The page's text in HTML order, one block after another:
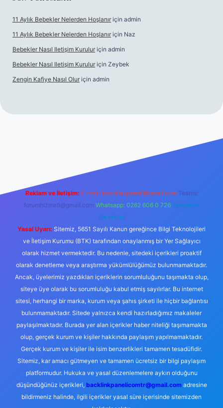
11 Aylık Bebekler Nelerden Hoşlanır için admin
11 Aylık Bebekler Nelerden Hoşlanır için Naz
Bebekler Nasıl Iletişim Kurulur için admin
Bebekler Nasıl Iletişim Kurulur için Zeybek
Zengin Kafiye Nasıl Olur için admin
betexper
Reklam ve İletişim: E-mail: backlinkpaneli@gmail.com Teams:
forumhizmeti@gmail.com Whatsapp: 0262 606 0 726 Telegram:
@karabul
Yasal Uyarı: Sitemiz, 5651 Sayılı Kanun gereğince Bilgi Teknolojileri
ve İletişim Kurumu (BTK) tarafından onaylanmış bir Yer Sağlayıcı
olarak hizmet vermektedir. Bu nedenle, sitedeki içerikleri proaktif
olarak denetleme veya araştırma yükümlülüğümüz bulunmamaktadır.
Ancak, üyelerimiz yazdıkları içeriklerin sorumluluğunu taşımakta olup,
siteye üye olarak bu sorumluluğu kabul etmiş sayılırlar. Bu internet
sitesi, herhangi bir marka, kurum veya şahıs şirketi ile hiçbir bağlantısı
bulunmamaktadır. Sitede yalnızca kendi hazırladığımız makaleler
paylaşılmaktadır. Burada yer alan içerikler haber niteliği taşımamakta
olup, gerçek kurum ve kişiler hakkında paylaşım yapılmamaktadır.
Gerçek kurum ve kişiler ile isim benzerlikleri tamamen tesadüfidir.
Sitemiz, kar amacı gütmeyen ve tamamen ücretsiz bir bilgi paylaşım
platformudur. Hukuka ve yasal düzenlemelere aykırı olduğunu
düşündüğünüz içerikleri, backlinkpanelicomtr@gmail.comadresine
bildirmeniz halinde, ilgili içerikler yasal süre içerisinde sitemizden